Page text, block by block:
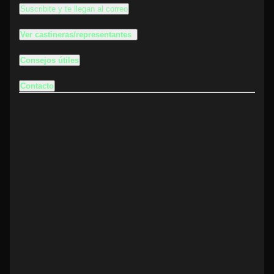
Suscribite y te llegan al correo
Ver castineras/representantes
Consejos útiles
Contacto